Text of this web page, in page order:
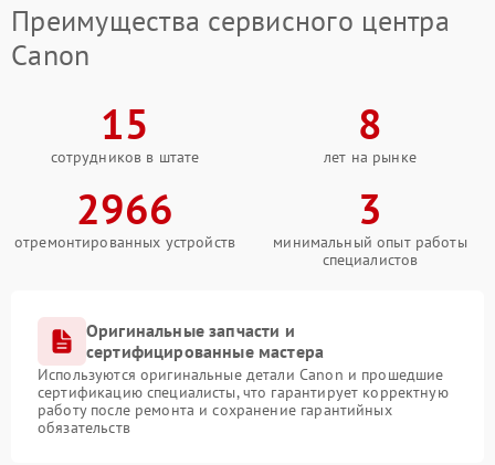
Преимущества сервисного центра
Canon
15
сотрудников в штате
8
лет на рынке
2966
отремонтированных устройств
3
минимальный опыт работы
специалистов
Оригинальные запчасти и
сертифицированные мастера
Используются оригинальные детали Canon и прошедшие
сертификацию специалисты, что гарантирует корректную
работу после ремонта и сохранение гарантийных
обязательств